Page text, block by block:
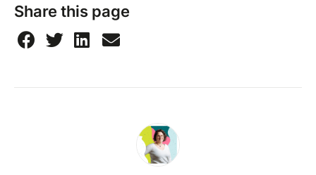
Share this page